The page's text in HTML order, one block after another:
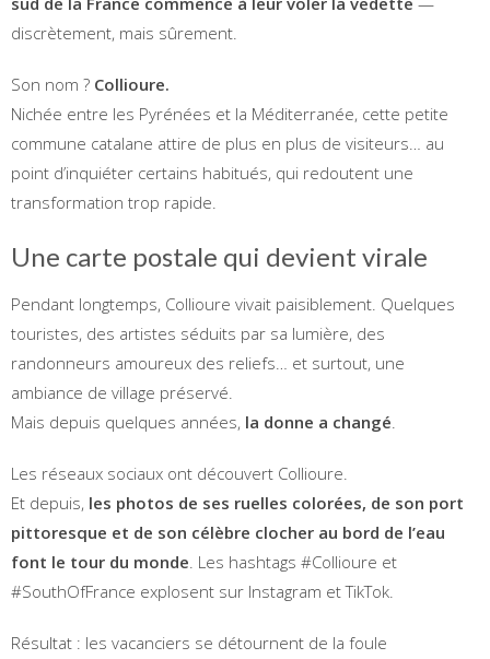
discrètement, mais sûrement.
Son nom ? Collioure.
Nichée entre les Pyrénées et la Méditerranée, cette petite
commune catalane attire de plus en plus de visiteurs… au
point d’inquiéter certains habitués, qui redoutent une
transformation trop rapide.
Une carte postale qui devient virale
Pendant longtemps, Collioure vivait paisiblement. Quelques
touristes, des artistes séduits par sa lumière, des
randonneurs amoureux des reliefs… et surtout, une
ambiance de village préservé.
Mais depuis quelques années, la donne a changé
Les réseaux sociaux ont découvert Collioure.
Et depuis, les photos de ses ruelles colorées, de son port
pittoresque et de son célèbre clocher au bord de l’eau
font le tour du monde . Les hashtags #Collioure et
#SouthOfFrance explosent sur Instagram et TikTok.
Résultat : les vacanciers se détournent de la foule